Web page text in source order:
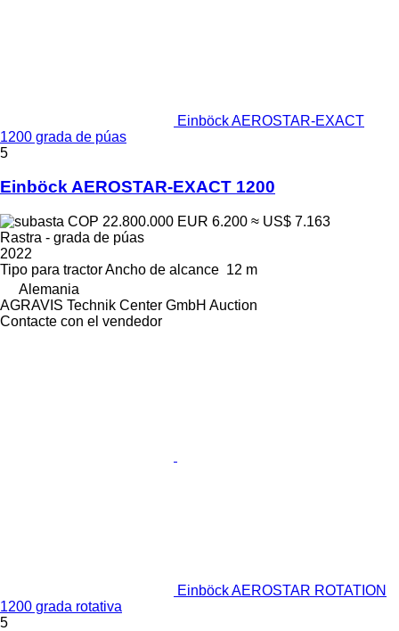
Einböck AEROSTAR-EXACT
1200 grada de púas
5
Einböck AEROSTAR-EXACT 1200
COP 22.800.000 EUR 6.200 ≈ US$ 7.163
Rastra - grada de púas
2022
Tipo para tractorAncho de alcance 12 m
Alemania
AGRAVIS Technik Center GmbH Auction
Contacte con el vendedor
Einböck AEROSTAR ROTATION
1200 grada rotativa
5